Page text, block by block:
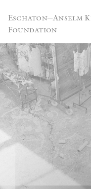
Eschaton—Anselm
Foundation